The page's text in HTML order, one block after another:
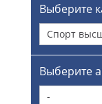
Выберите
Спорт
Выберите
-